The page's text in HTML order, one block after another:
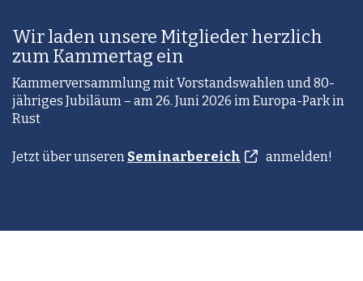
Wir laden unsere Mitglieder herzlich
zum Kammertag ein
Kammerversammlung mit Vorstandswahlen und 80-
jähriges Jubiläum – am 26. Juni 2026 im Europa-Park in
Rust
Jetzt über unseren Seminarbereich anmelden!